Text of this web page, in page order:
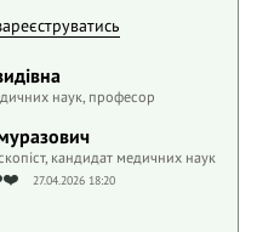
наук, професор
кандидат медичних наук
27.04.2026 18:20